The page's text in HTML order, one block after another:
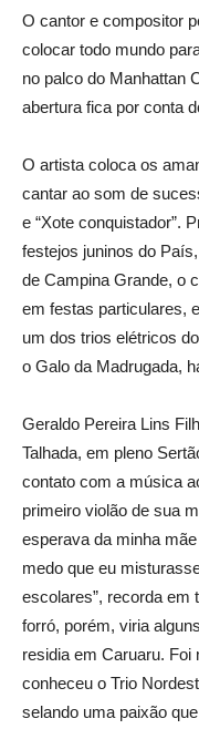
O cantor e compositor
colocar todo mundo
no palco do Manhattan
abertura fica por conta
O artista coloca os
cantar ao som de
e “Xote conquistador”.
festejos juninos do
de Campina Grande, o
em festas particulares,
um dos trios elétricos
o Galo da Madrugada,
Geraldo Pereira Lins
Talhada, em pleno
contato com a música
primeiro violão de sua
esperava da minha
medo que eu
escolares”, recorda em
forró, porém, viria
residia em Caruaru. Foi
conheceu o Trio
selando uma paixão